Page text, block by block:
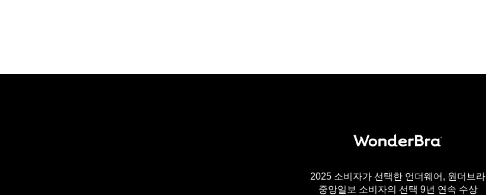
2025 소비자가 선택한 언더웨어, 원더브라
중앙일보 소비자의 선택 9년 연속 수상